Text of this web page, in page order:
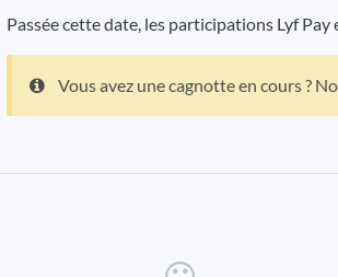
Passée cette date, les participations Lyf
Vous avez une cagnotte en cours ?